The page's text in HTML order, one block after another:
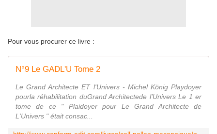
Pour vous procurer ce livre :
N°9 Le GADL'U Tome 2
Le Grand Architecte ET l'Univers - Michel König Playdoyer
pourla réhabilitation duGrand Architectede l'Univers Le 1 er
tome de ce " Plaidoyer pour Le Grand Architecte de
L'Univers " était consac...